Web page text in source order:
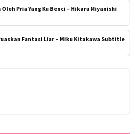
Oleh Pria Yang Ku Benci – Hikaru Miyanishi
Fantasi Liar – Miku Kitakawa Subtitle